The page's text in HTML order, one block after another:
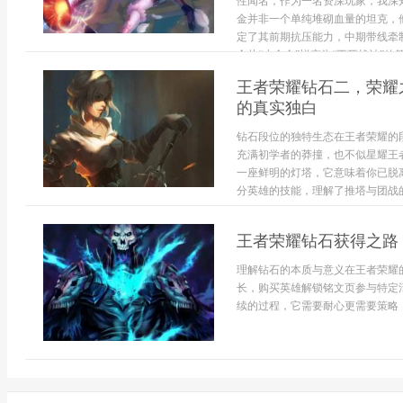
金并非一个单纯堆砌血量的坦克
定了其前期抗压能力，中期带线
金从“小金金”蜕变为“不死战神”的
王者荣耀钻石二，荣
的真实独白
钻石段位的独特生态在王者荣耀
充满初学者的莽撞，也不似星耀
一座鲜明的灯塔，它意味着你已
分英雄的技能，理解了推塔与团
王者荣耀钻石获得之
理解钻石的本质与意义在王者荣
长，购买英雄解锁铭文页参与特
续的过程，它需要耐心更需要策